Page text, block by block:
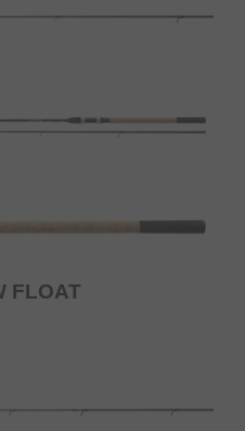
FLOAT